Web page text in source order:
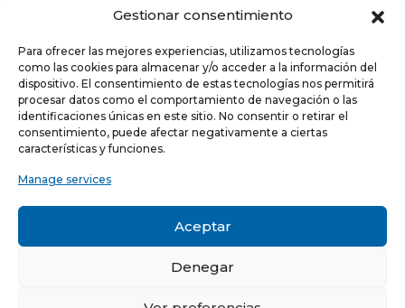
Gestionar consentimiento
Para ofrecer las mejores experiencias, utilizamos tecnologías
como las cookies para almacenar y/o acceder a la información del
dispositivo. El consentimiento de estas tecnologías nos permitirá
procesar datos como el comportamiento de navegación o las
identificaciones únicas en este sitio. No consentir o retirar el
consentimiento, puede afectar negativamente a ciertas
características y funciones.
Manage services
Aceptar
Denegar
NEWSLETTER
Acepto recibir comunicaciones electrónicas informativas de Quilinox S.L. de
C/ Louis Pasteur, 4 - Parque Tecnológico de Valencia -